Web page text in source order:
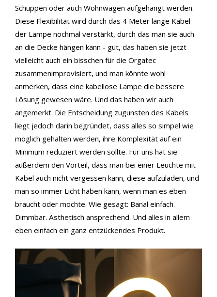
Schuppen oder auch Wohnwägen aufgehängt werden.
Diese Flexibilität wird durch das 4 Meter lange Kabel
der Lampe nochmal verstärkt, durch das man sie auch
an die Decke hängen kann - gut, das haben sie jetzt
vielleicht auch ein bisschen für die Orgatec
zusammenimprovisiert, und man könnte wohl
anmerken, dass eine kabellose Lampe die bessere
Lösung gewesen wäre. Und das haben wir auch
angemerkt. Die Entscheidung zugunsten des Kabels
liegt jedoch darin begründet, dass alles so simpel wie
möglich gehalten werden, ihre Komplexität auf ein
Minimum reduziert werden sollte. Für uns hat sie
außerdem den Vorteil, dass man bei einer Leuchte mit
Kabel auch nicht vergessen kann, diese aufzuladen, und
man so immer Licht haben kann, wenn man es eben
braucht oder möchte. Wie gesagt: Banal einfach.
Dimmbar. Ästhetisch ansprechend. Und alles in allem
eben einfach ein ganz entzückendes Produkt.